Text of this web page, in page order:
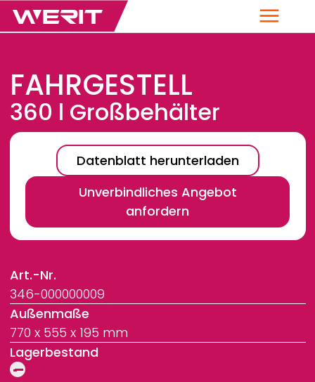
Menü
FAHRGESTELL
360 l Großbehälter
Art.-Nr.
346-000000009
Außenmaße
770 x 555 x 195 mm
Lagerbestand
Datenblatt herunterladen
Unverbindliches Angebot
anfordern